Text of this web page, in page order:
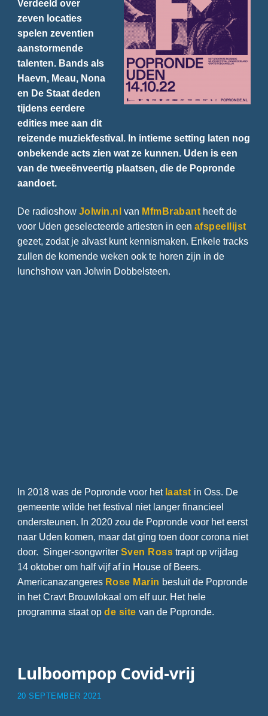
Verdeeld over
zeven locaties
spelen zeventien
aanstormende
talenten. Bands als
Haevn, Meau, Nona
en De Staat deden
tijdens eerdere
edities mee aan dit
reizende muziekfestival. In intieme setting laten nog
onbekende acts zien wat ze kunnen. Uden is een
van de tweeënveertig plaatsen, die de Popronde
aandoet.
De radioshow Jolwin.nl van MfmBrabant heeft de
voor Uden geselecteerde artiesten in een afspeellijst
gezet, zodat je alvast kunt kennismaken. Enkele tracks
zullen de komende weken ook te horen zijn in de
lunchshow van Jolwin Dobbelsteen.
In 2018 was de Popronde voor het laatst in Oss. De
gemeente wilde het festival niet langer financieel
ondersteunen. In 2020 zou de Popronde voor het eerst
naar Uden komen, maar dat ging toen door corona niet
door. Singer-songwriter Sven Ross trapt op vrijdag
14 oktober om half vijf af in House of Beers.
Americanazangeres Rose Marin besluit de Popronde
in het Cravt Brouwlokaal om elf uur. Het hele
programma staat opde site van de Popronde.
Lulboompop Covid-vrij
20 SEPTEMBER 2021